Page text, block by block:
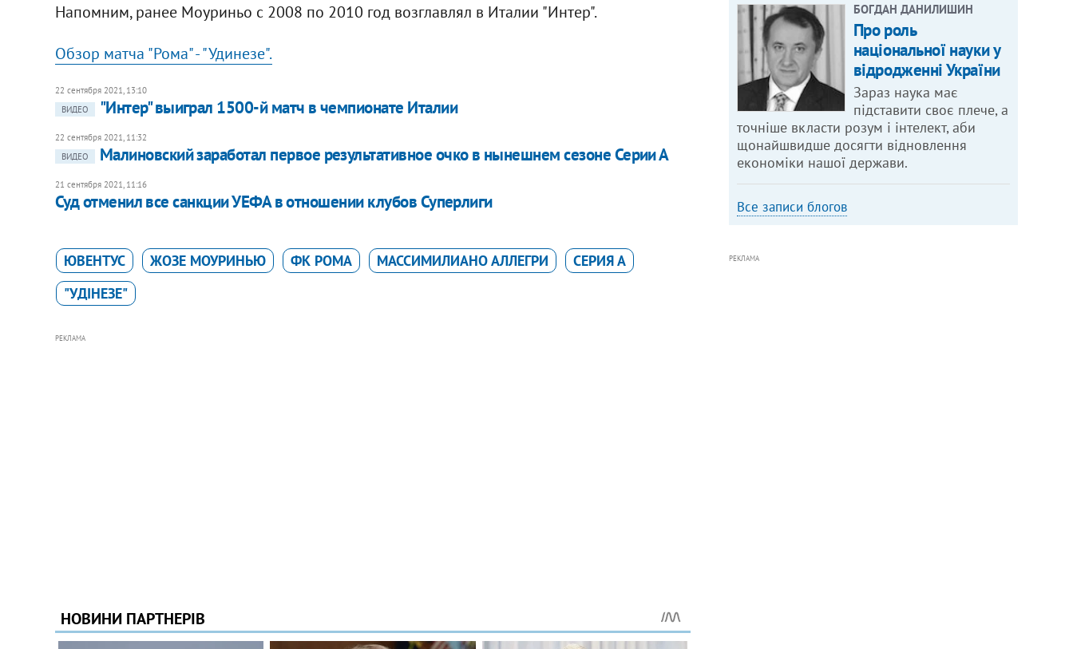
Напомним, ранее Моуриньо с 2008 по 2010 год возглавлял в Италии "Интер".
Обзор матча "Рома" - "Удинезе".
22 сентября 2021, 13:10
ВИДЕО
"Интер" выиграл 1500-й матч в чемпионате Италии
22 сентября 2021, 11:32
ВИДЕО
Малиновский заработал первое результативное очко в нынешнем сезоне Серии А
21 сентября 2021, 11:16
Суд отменил все санкции УЕФА в отношении клубов Суперлиги
ЮВЕНТУС ЖОЗЕ МОУРИНЬЮ ФК РОМА МАССИМИЛИАНО АЛЛЕГРИ
СЕРИЯ А
"УДІНЕЗЕ"
РЕКЛАМА
БОГДАН ДАНИЛИШИН
Про роль
національної науки у
відродженні України
Зараз наука має
підставити своє плече, а
точніше вкласти розум і інтелект, аби
щонайшвидше досягти відновлення
економіки нашої держави.
Все записи блогов
РЕКЛАМА